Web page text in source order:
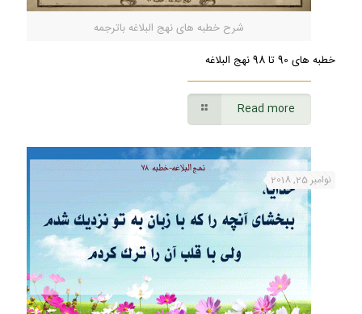
شرح خطبه های نهج البلاغه باترجمه
خطبه های 90 تا 98 نهج البلاغه
Read more
نوامبر 25, 2018